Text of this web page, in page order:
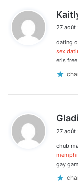
27 août
dating
sex
eris
27 août
chub
gay